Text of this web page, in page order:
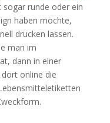
runde oder ein
haben möchte,
drucken lassen.
man im
dann in einer
online die